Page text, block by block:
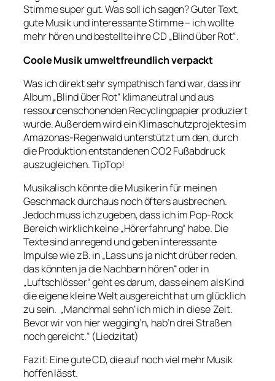
Stimme super gut. Was soll ich sagen? Guter Text,
gute Musik und interessante Stimme – ich wollte
mehr hören und bestellte ihre CD „Blind über Rot“.
Coole Musik umweltfreundlich verpackt
Was ich direkt sehr sympathisch fand war, dass ihr
Album „Blind über Rot“ klimaneutral und aus
ressourcenschonenden Recyclingpapier produziert
wurde. Außerdem wird ein Klimaschutzprojektes im
Amazonas-Regenwald unterstützt um den, durch
die Produktion entstandenen CO2 Fußabdruck
auszugleichen. TipTop!
Musikalisch könnte die Musikerin für meinen
Geschmack durchaus noch öfters ausbrechen.
Jedoch muss ich zugeben, dass ich im Pop-Rock
Bereich wirklich keine „Hörerfahrung“ habe. Die
Texte sind anregend und geben interessante
Impulse wie zB. in „Lass uns ja nicht drüber reden,
das könnten ja die Nachbarn hören“ oder in
„Luftschlösser“ geht es darum, dass einem als Kind
die eigene kleine Welt ausgereicht hat um glücklich
zu sein. „Manchmal sehn‘ ich mich in diese Zeit.
Bevor wir von hier wegging’n, hab’n drei Straßen
noch gereicht.“ (Liedzitat)
Fazit: Eine gute CD, die auf noch viel mehr Musik
hoffen lässt.